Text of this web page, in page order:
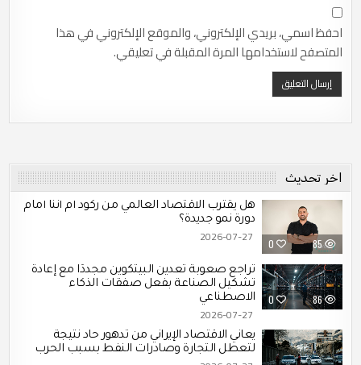
احفظ اسمي، بريدي الإلكتروني، والموقع الإلكتروني في هذا
المتصفح لاستخدامها المرة المقبلة في تعليقي.
اخر تحديث
0 85
هل يقترب الاقتصاد العالمي من ركود أم أننا أمام
دورة نمو جديدة؟
0 86
تراجع صعوبة تعدين البيتكوين مجددًا مع إعادة
تشكيل الصناعة بفعل صفقات الذكاء
الاصطناعي
يعاني الاقتصاد الإيراني من تدهور حاد نتيجة
لتعطل التجارة وصادرات النفط بسبب الحرب